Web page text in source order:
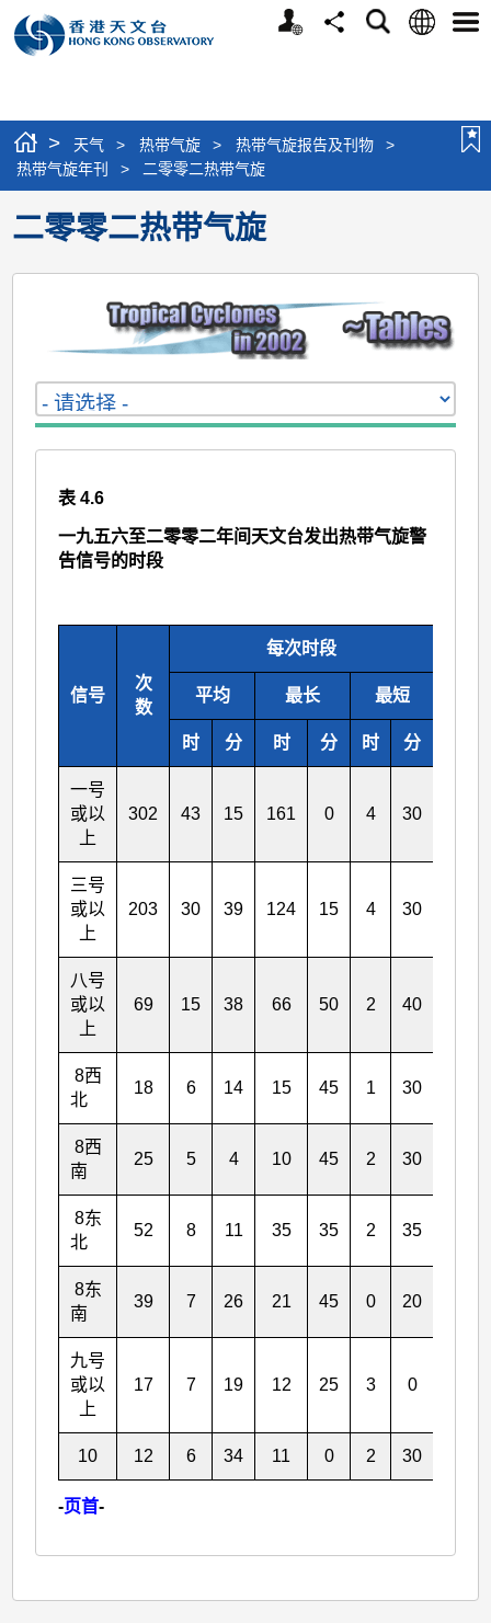
个
分
搜
语
选
> 天气 > 热带气旋 > 热带气旋报告及刊物
>
热带气旋年刊
> 二零零二热带气旋
二零零二热带气旋
表 4.6
一九五六至二零零二年间天文台发出热带气旋警
告信号的时段
信号
次
数
每次时段
平均 最长 最短
时 分 时 分 时 分
一号
或以
上
302 43 15 161 0 4 30
三号
或以
上
203 30 39 124 15 4 30
八号
或以
上
69 15 38 66 50 2 40
8西
北
18 6 14 15 45 1 30
8西
南
25 5 4 10 45 2 30
8东
北
52 8 11 35 35 2 35
8东
南
39 7 26 21 45 0 20
九号
或以
上
17 7 19 12 25 3 0
10 12 6 34 11 0 2 30
-页首-